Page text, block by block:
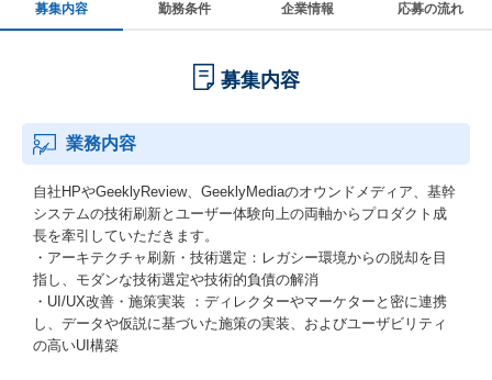
募集内容 勤務条件 企業情報 応募の流れ
募集内容
業務内容
自社HPやGeeklyReview、GeeklyMediaのオウンドメディア、基幹
システムの技術刷新とユーザー体験向上の両軸からプロダクト成
長を牽引していただきます。
・アーキテクチャ刷新・技術選定：レガシー環境からの脱却を目
指し、モダンな技術選定や技術的負債の解消
・UI/UX改善・施策実装 ：ディレクターやマーケターと密に連携
し、データや仮説に基づいた施策の実装、およびユーザビリティ
の高いUI構築